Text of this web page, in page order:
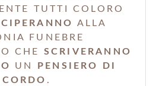
TUTTI COLORO
ALLA
FUNEBRE
CHE SCRIVERANNO
UN
PENSIERO DI
.